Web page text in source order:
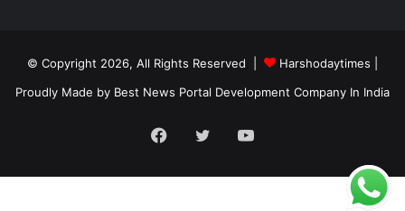
© Copyright 2026, All Rights Reserved | Harshodaytimes
Proudly Made by Best News Portal Development Company In India
Facebook
TwitterYouTube